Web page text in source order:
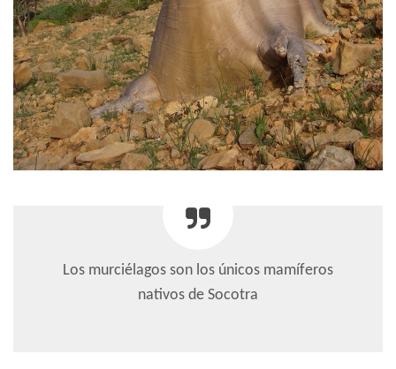
Los murciélagos son los únicos mamíferos
nativos de Socotra